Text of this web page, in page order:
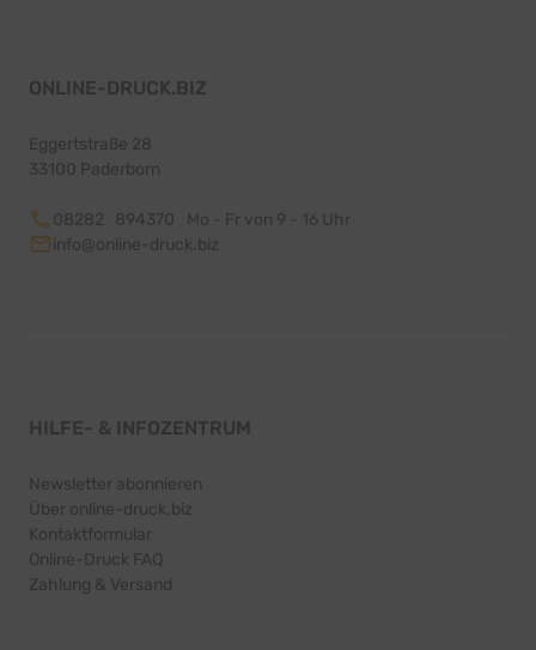
ONLINE-DRUCK.BIZ
Eggertstraße 28
33100 Paderborn
08282 894370
Mo - Fr von 9 - 16 Uhr
info@online-druck.biz
HILFE- & INFOZENTRUM
Newsletter abonnieren
Über online-druck.biz
Kontaktformular
Online-Druck FAQ
Zahlung & Versand